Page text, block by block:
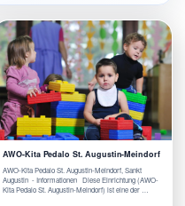
AWO-Kita Pedalo St. Augustin-Meindorf
AWO-Kita Pedalo St. Augustin-Meindorf, Sankt
Augustin - Informationen Diese Einrichtung (AWO-
Kita Pedalo St. Augustin-Meindorf) ist eine der …